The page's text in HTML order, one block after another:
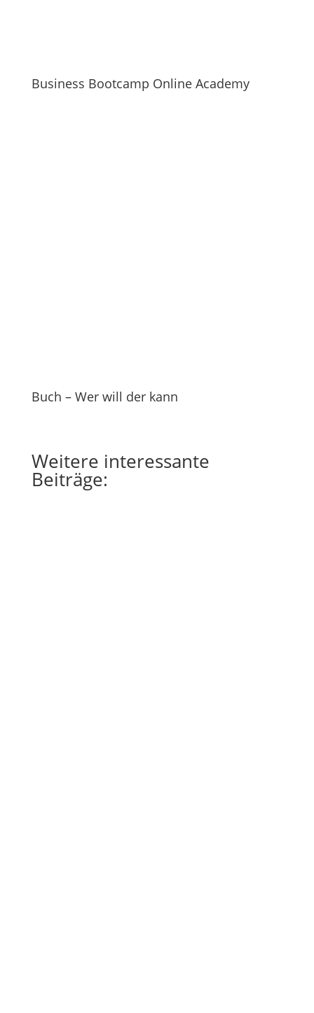
Business Bootcamp Online Academy
Buch – Wer will der kann
Weitere interessante
Beiträge: